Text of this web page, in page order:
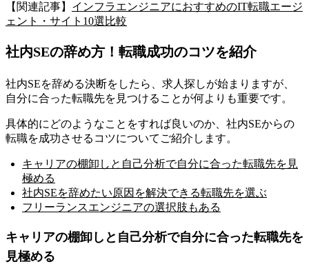
【関連記事】 インフラエンジニアにおすすめのIT転職エージ
ェント・サイト10選比較
社内SEの辞め方！転職成功のコツを紹介
社内SEを辞める決断をしたら、求人探しが始まりますが、
自分に合った転職先を見つけることが何よりも重要です。
具体的にどのようなことをすれば良いのか、社内SEからの
転職を成功させるコツについてご紹介します。
キャリアの棚卸しと自己分析で自分に合った転職先を見
極める
社内SEを辞めたい原因を解決できる転職先を選ぶ
フリーランスエンジニアの選択肢もある
キャリアの棚卸しと自己分析で自分に合った転職先を
見極める